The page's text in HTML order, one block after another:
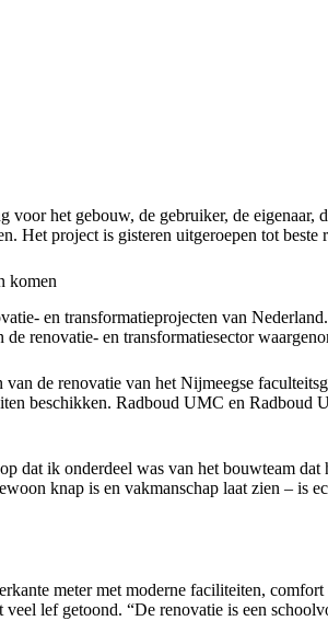
het gebouw, de gebruiker, de
project is gisteren uitgeroepen tot
komen
en transformatieprojecten van
renovatie- en transformatiesector
de renovatie van het Nijmeegse
beschikken. Radboud UMC en
ik onderdeel was van het bouwteam
knap is en vakmanschap laat zien – is
meter met moderne faciliteiten,
lef getoond. “De renovatie is een